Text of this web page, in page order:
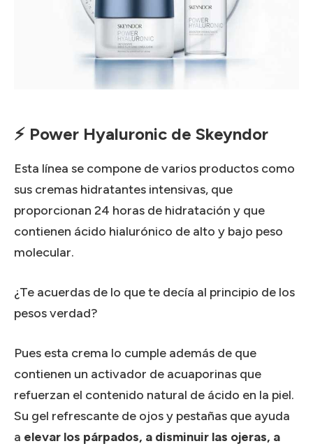
⚡ Power Hyaluronic de Skeyndor
Esta línea se compone de varios productos como
sus cremas hidratantes intensivas, que
proporcionan 24 horas de hidratación y que
contienen ácido hialurónico de alto y bajo peso
molecular.
¿Te acuerdas de lo que te decía al principio de los
pesos verdad?
Pues esta crema lo cumple además de que
contienen un activador de acuaporinas que
refuerzan el contenido natural de ácido en la piel.
Su gel refrescante de ojos y pestañas que ayuda
a elevar los párpados, a disminuir las ojeras, a